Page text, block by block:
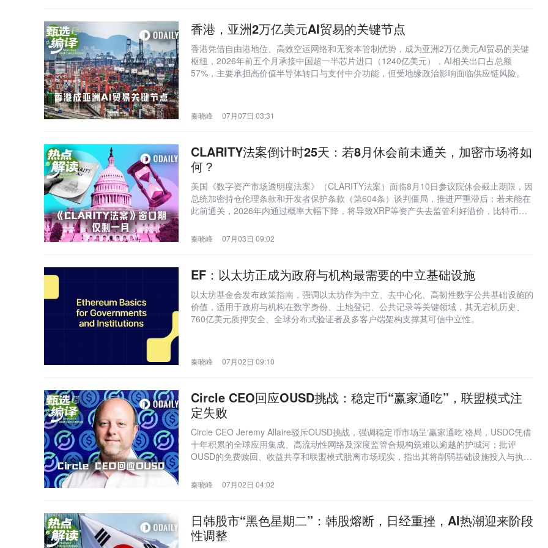
香港，亚洲2万亿美元AI贸易的关键节点
香港凭借自由港地位、高效空运网络和无资本管制优势，成为亚洲2万亿美元AI贸易的关键
枢纽，2026年前五个月承接中国超一半芯片进口（1240亿美元），AI相关出口占总额
57%，主要承担高价值半导体转口与支付中介功能，但受地缘政治影响面临供应链风险。
秦晓峰 07月07日 03:31
CLARITY法案倒计时25天：若8月休会前未通关，加密市场将如
何？
美国《数字资产市场透明度法案》（CLARITY法案）面临8月10日参议院休会截止期限，因
总统加密持仓伦理条款和开发者保护条款（第604条）谈判僵局，推进严重滞后；若未能在
此前通关，2026年内通过概率大幅下降，将导致XRP等资产失去监管利好溢价，比特币现
秦晓峰 07月03日 09:02
EF：以太坊正成为政府与机构最需要的中立基础设施
以太坊基金会发布政策指南，强调以太坊作为中立、去中心化、高韧性数字公共基础设施的
价值，适用于政府与机构在数字身份、土地登记、公共记录等关键领域，其无宕机历史、
760亿美元质押安全、全球分布式验证者及多客户端架构支撑其可信中立性。
秦晓峰 07月02日 09:10
Circle CEO回应OUSD挑战：稳定币“赢家通吃”，联盟模式注
定失败
Circle CEO Jeremy Allaire驳斥OUSD挑战，强调稳定币市场呈‘赢家通吃’格局，USDC凭借
十年积累的全球应用集成、高流动性网络及深度监管合规构筑难以逾越的护城河；批评
OUSD的免费赎回、收益共享和联盟模式脱离市场现实，指出其将削弱基础设施投入与执行
秦晓峰 07月02日 04:02
日韩股市“黑色星期二”：韩股熔断，日经重挫，AI热潮迎来阶段
性调整
投资界：清科控股旗下创业与投资资
深潮TechFlow